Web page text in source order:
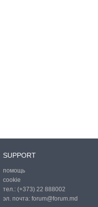
SUPPORT
помощь
cookie
тел.: (+373) 22 888002
эл. почта: forum@forum.md